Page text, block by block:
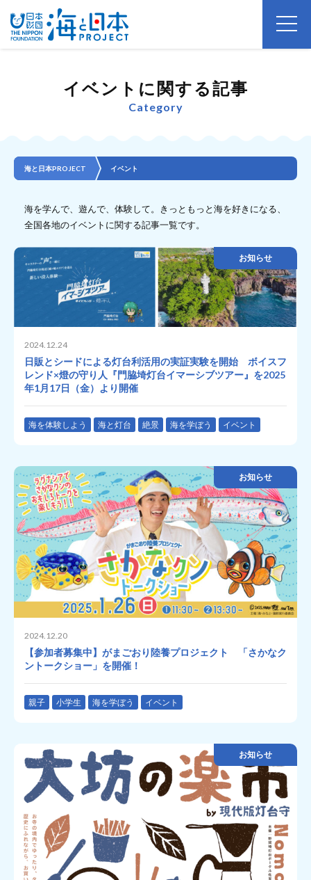
イベントに関する記事
Category
海と日本PROJECT イベント
海を学んで、遊んで、体験して。きっともっと海を好きになる、
全国各地のイベントに関する記事一覧です。
お知らせ
2024.12.24
日販とシードによる灯台利活用の実証実験を開始 ボイスフ
レンド×燈の守り人『門脇埼灯台イマーシブツアー』を2025
年1月17日（金）より開催
海を体験しよう 海と灯台 絶景 海を学ぼう イベント
お知らせ
2024.12.20
【参加者募集中】がまごおり陸養プロジェクト 「さかなク
ントークショー」を開催！
親子 小学生 海を学ぼう イベント
お知らせ